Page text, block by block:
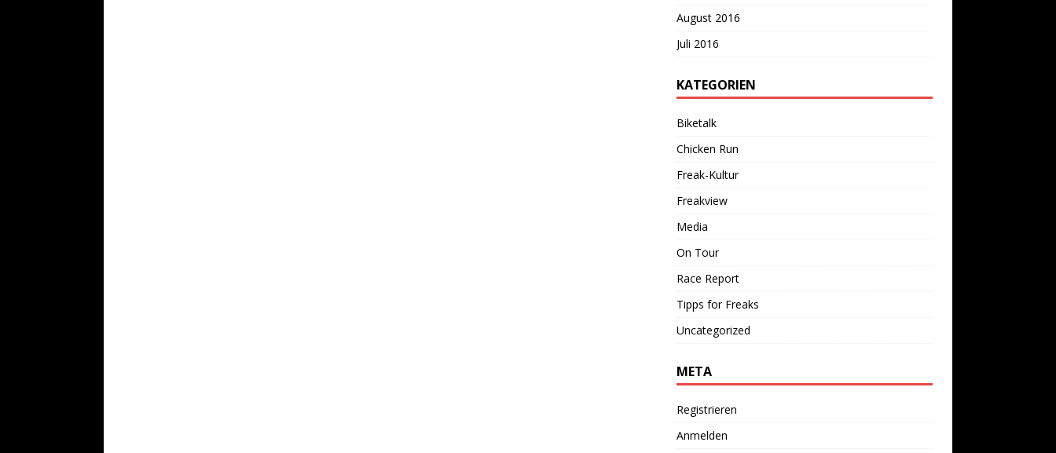
August 2016
Juli 2016
KATEGORIEN
Biketalk
Chicken Run
Freak-Kultur
Freakview
Media
On Tour
Race Report
Tipps for Freaks
Uncategorized
META
Registrieren
Anmelden